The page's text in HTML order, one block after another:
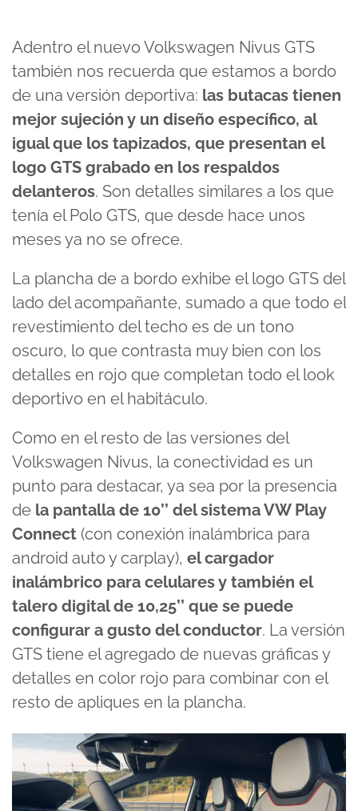
Adentro el nuevo Volkswagen Nivus GTS
también nos recuerda que estamos a bordo
de una versión deportiva: las butacas tienen
mejor sujeción y un diseño específico, al
igual que los tapizados, que presentan el
logo GTS grabado en los respaldos
delanteros. Son detalles similares a los que
tenía el Polo GTS, que desde hace unos
meses ya no se ofrece.
La plancha de a bordo exhibe el logo GTS del
lado del acompañante, sumado a que todo el
revestimiento del techo es de un tono
oscuro, lo que contrasta muy bien con los
detalles en rojo que completan todo el look
deportivo en el habitáculo.
Como en el resto de las versiones del
Volkswagen Nivus, la conectividad es un
punto para destacar, ya sea por la presencia
de la pantalla de 10’’ del sistema VW Play
Connect (con conexión inalámbrica para
android auto y carplay), el cargador
inalámbrico para celulares y también el
talero digital de 10,25’’ que se puede
configurar a gusto del conductor. La versión
GTS tiene el agregado de nuevas gráficas y
detalles en color rojo para combinar con el
resto de apliques en la plancha.